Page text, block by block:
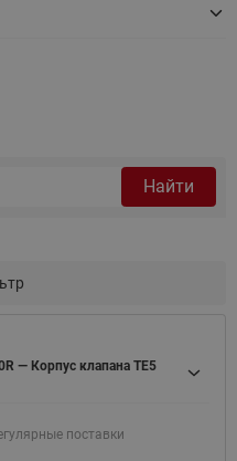
Найти
— Корпус клапана TE5
поставки